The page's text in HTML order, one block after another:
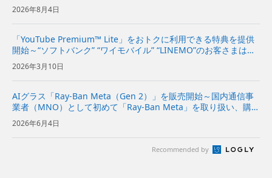
2026年8月4日
「YouTube Premium™ Lite」をおトクに利用できる特典を提供
開始～“ソフトバンク” “ワイモバイル” “LINEMO”のお客さまは初
月無料、2カ月目以降は月額料金が1年間最大20％オフで利用可
能～ | 企業・IR | ソフト...
2026年3月10日
AIグラス「Ray-Ban Meta（Gen 2）」を販売開始～国内通信事
業者（MNO）として初めて「Ray-Ban Meta」を取り扱い、購入
後の初期設定に関する店頭サポートも実施～
2026年6月4日
Recommended by